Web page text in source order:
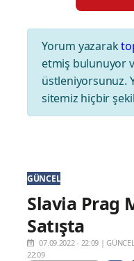
Yorum yazarak
etmiş bulunuyor
üstleniyorsunuz.
sitemiz hiçbir
GÜNCEL
Slavia Prag
Satışta
07.09.2022 - 22:09 |
22:09